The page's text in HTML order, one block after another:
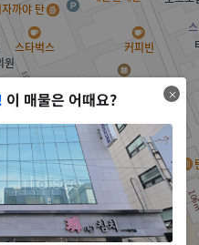
이 매물은 어때요?